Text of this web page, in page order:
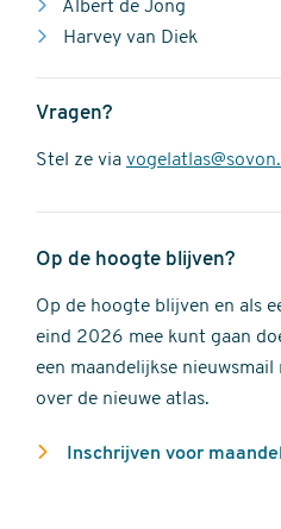
Albert de Jong
Harvey van Diek
Vragen?
Stel ze via
Op de hoogte blijven?
Op de hoogte blijven en als
eind 2026 mee kunt gaan
een maandelijkse
over de nieuwe atlas.
Inschrijven voor